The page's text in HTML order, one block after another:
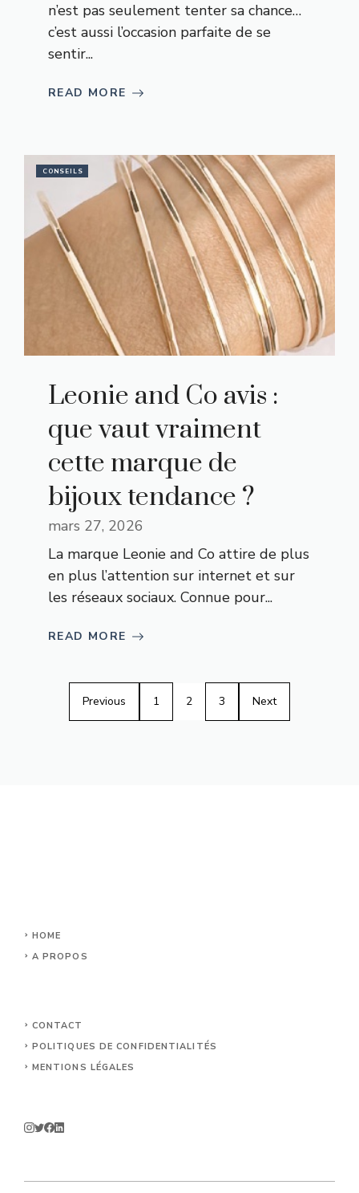
n’est pas seulement tenter sa chance…
c’est aussi l’occasion parfaite de se
sentir...
READ MORE
CONSEILS
Leonie and Co avis :
que vaut vraiment
cette marque de
bijoux tendance ?
mars 27, 2026
La marque Leonie and Co attire de plus
en plus l’attention sur internet et sur
les réseaux sociaux. Connue pour...
READ MORE
Previous 1 2 3 Next
HOME
A PROPOS
CONTACT
POLITIQUES DE CONFIDENTIALITÉS
MENTIONS LÉGALES